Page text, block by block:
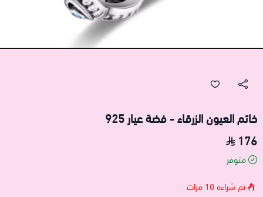
خاتم العيون الزرقاء - فضة عيار 925
176
متوفر
تم شراءه 10 مرات